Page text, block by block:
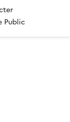
Public